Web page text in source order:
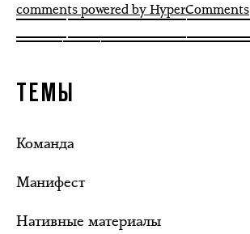
comments powered by HyperComments
ТЕМЫ
Команда
Манифест
Нативные материалы